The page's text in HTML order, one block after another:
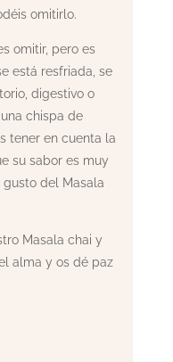
omitirlo.
omitir, pero es
está resfriada, se
digestivo o
chispa de
tener en cuenta la
su sabor es muy
del Masala
Masala chai y
alma y os dé paz